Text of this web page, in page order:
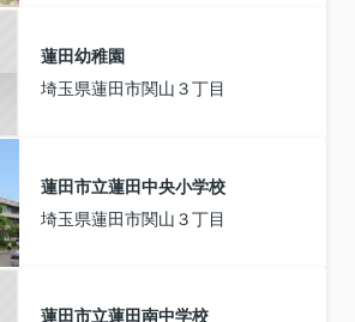
蓮田幼稚園
埼玉県蓮田市関山３丁目
蓮田市立蓮田中央小学校
埼玉県蓮田市関山３丁目
蓮田市立蓮田南中学校